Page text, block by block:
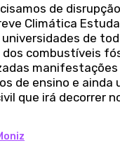
de
Climática
de
combustíveis
manifestações
de ensino e ainda
que irá decorrer